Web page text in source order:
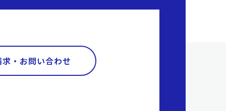
求・お問い合わせ